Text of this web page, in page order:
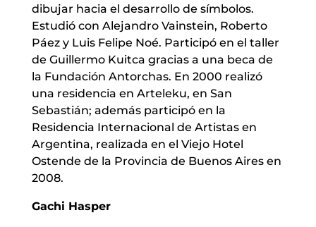
dibujar hacia el desarrollo de símbolos.
Estudió con Alejandro Vainstein, Roberto
Páez y Luis Felipe Noé. Participó en el taller
de Guillermo Kuitca gracias a una beca de
la Fundación Antorchas. En 2000 realizó
una residencia en Arteleku, en San
Sebastián; además participó en la
Residencia Internacional de Artistas en
Argentina, realizada en el Viejo Hotel
Ostende de la Provincia de Buenos Aires en
2008.
Gachi Hasper